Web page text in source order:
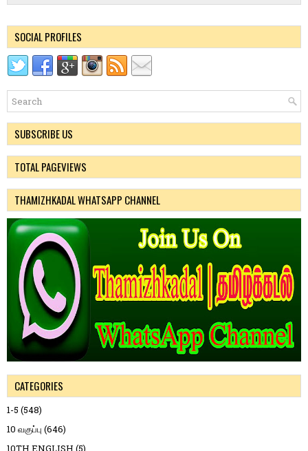
SOCIAL PROFILES
SUBSCRIBE US
TOTAL PAGEVIEWS
THAMIZHKADAL WHATSAPP CHANNEL
CATEGORIES
1-5 (548)
10 வகுப்பு (646)
10TH ENGLISH (5)